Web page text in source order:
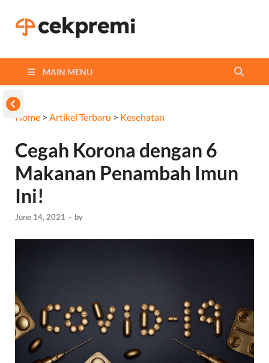
MAIN MENU
Home > Artikel Terbaru > Kesehatan
Cegah Korona dengan 6
Makanan Penambah Imun
Ini!
June 14, 2021 - by